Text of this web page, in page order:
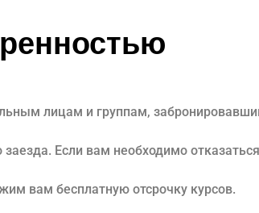
лицам и группам,
Если вам необходимо отказаться
вам бесплатную отсрочку курсов.